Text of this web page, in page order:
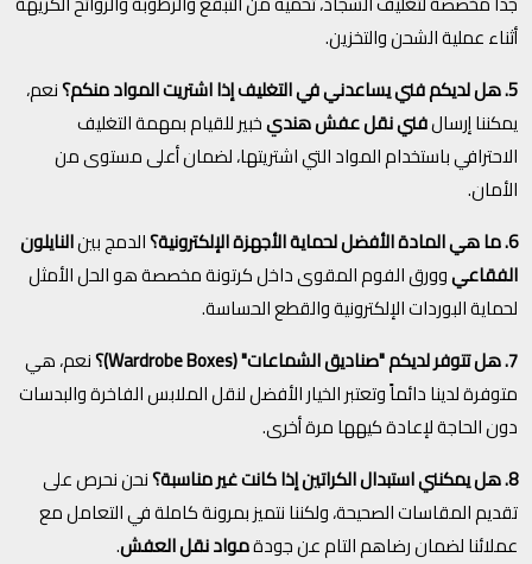
أثناء عملية الشحن والتخزين.
5. هل لديكم فني يساعدني في التغليف إذا اشتريت المواد منكم؟
نعم،
يمكننا إرسالفني نقل عفش هنديخبير للقيام بمهمة التغليف
الاحترافي باستخدام المواد التي اشتريتها، لضمان أعلى مستوى من
الأمان.
6. ما هي المادة الأفضل لحماية الأجهزة الإلكترونية؟
الدمج بينالنايلون
الفقاعيوورق الفوم المقوى داخل كرتونة مخصصة هو الحل الأمثل
لحماية البوردات الإلكترونية والقطع الحساسة.
7. هل تتوفر لديكم "صناديق الشماعات" (Wardrobe Boxes)؟
نعم، هي
متوفرة لدينا دائماً وتعتبر الخيار الأفضل لنقل الملابس الفاخرة والبدسات
دون الحاجة لإعادة كيهها مرة أخرى.
8. هل يمكنني استبدال الكراتين إذا كانت غير مناسبة؟
نحن نحرص على
تقديم المقاسات الصحيحة، ولكننا نتميز بمرونة كاملة في التعامل مع
عملائنا لضمان رضاهم التام عن جودةمواد نقل العفش.